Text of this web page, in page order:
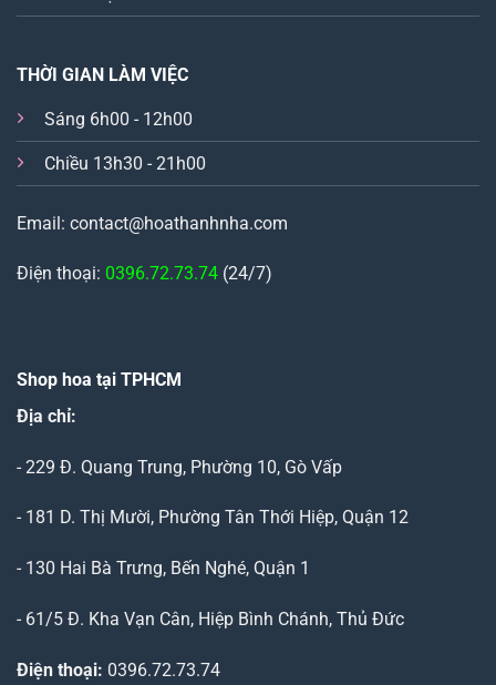
THỜI GIAN LÀM VIỆC
Sáng 6h00 - 12h00
Chiều 13h30 - 21h00
Email: contact@hoathanhnha.com
Điện thoại: 0396.72.73.74 (24/7)
Shop hoa tại TPHCM
Địa chỉ:
- 229 Đ. Quang Trung, Phường 10, Gò Vấp
- 181 D. Thị Mười, Phường Tân Thới Hiệp, Quận 12
- 130 Hai Bà Trưng, Bến Nghé, Quận 1
- 61/5 Đ. Kha Vạn Cân, Hiệp Bình Chánh, Thủ Đức
Điện thoại: 0396.72.73.74